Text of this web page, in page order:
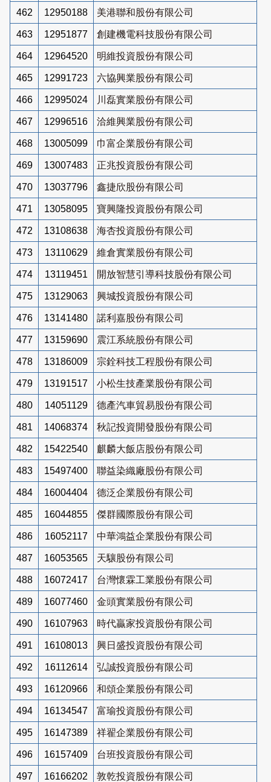
462 12950188 美港聯和股份有限公司
463 12951877 創建機電科技股份有限公司
464 12964520 明維投資股份有限公司
465 12991723 六協興業股份有限公司
466 12995024 川磊實業股份有限公司
467 12996516 洽維興業股份有限公司
468 13005099 巾富企業股份有限公司
469 13007483 正兆投資股份有限公司
470 13037796 鑫捷欣股份有限公司
471 13058095 寶興隆投資股份有限公司
472 13108638 海杏投資股份有限公司
473 13110629 維倉實業股份有限公司
474 13119451 開放智慧引導科技股份有限公司
475 13129063 興城投資股份有限公司
476 13141480 諾利嘉股份有限公司
477 13159690 震江系統股份有限公司
478 13186009 宗銓科技工程股份有限公司
479 13191517 小松生技產業股份有限公司
480 14051129 德產汽車貿易股份有限公司
481 14068374 秋記投資開發股份有限公司
482 15422540 麒麟大飯店股份有限公司
483 15497400 聯益染織廠股份有限公司
484 16004404 德泛企業股份有限公司
485 16044855 傑群國際股份有限公司
486 16052117 中華鴻益企業股份有限公司
487 16053565 天驤股份有限公司
488 16072417 台灣懷霖工業股份有限公司
489 16077460 金頭實業股份有限公司
490 16107963 時代贏家投資股份有限公司
491 16108013 興日盛投資股份有限公司
492 16112614 弘誠投資股份有限公司
493 16120966 和頌企業股份有限公司
494 16134547 富瑜投資股份有限公司
495 16147389 祥翟企業股份有限公司
496 16157409 台班投資股份有限公司
497 16166202 敦乾投資股份有限公司